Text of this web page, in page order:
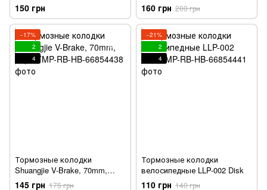
150 грн 160 грн 200 грн
−17%
2
4
Тормозные колодки
Shuangjie V-Brake, 70mm,
пара
145 грн 175 грн
−21%
2
4
Тормозные колодки
велосипедные LLP-002 Disk
110 грн 140 грн